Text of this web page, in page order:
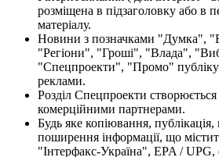
розміщена в підзаголовку або в
матеріалу.
Новини з позначками "Думка",
"Регіони", "Гроші", "Влада",
"Спецпроекти", "Промо"
реклами.
Розділ Спецпроекти створюється
комерційними партнерами.
Будь яке копіювання,
поширення інформації, що
"Інтерфакс-Україна", EPA / UPG,